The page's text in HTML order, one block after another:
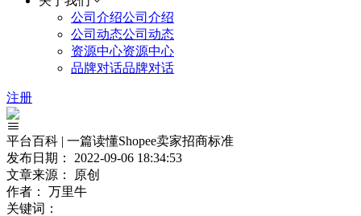
公司介绍公司介绍
公司动态公司动态
资源中心资源中心
品牌对话品牌对话
注册
平台百科 | 一篇读懂Shopee卖家招商标准
发布日期：
2022-09-06 18:34:53
文章来源：
原创
作者：
万里牛
关键词：